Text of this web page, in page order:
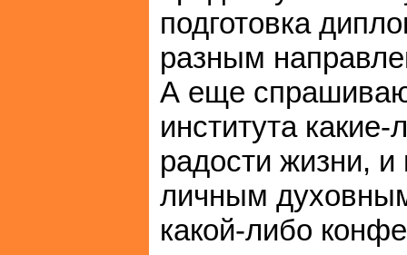
подготовка
разным
А еще
института
радости жизни, и
личным
какой-либо